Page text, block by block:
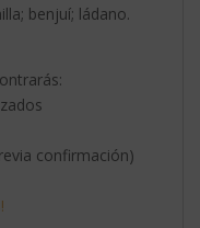
benjuí; ládano.
confirmación)